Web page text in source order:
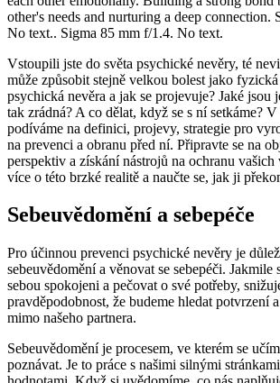
Vstoupili jste do světa psychické nevěry, té
může způsobit stejně velkou bolest jako
psychická nevěra a jak se projevuje? Jaké jsou
tak zrádná? A co dělat, když se s ní setkáme?
podíváme na definici, projevy, strategie pro
na prevenci a obranu před ní. Připravte se na
perspektiv a získání nástrojů na ochranu vašich
více o této brzké realitě a naučte se, jak ji
Sebeuvědomění a sebepéče
Pro účinnou prevenci psychické nevěry je
sebeuvědomění a věnovat se sebepéči. Jakmile
sebou spokojeni a pečovat o své potřeby,
pravděpodobnost, že budeme hledat potvrzení
mimo našeho partnera.
Sebeuvědomění je procesem, ve kterém se
poznávat. Je to práce s našimi silnými